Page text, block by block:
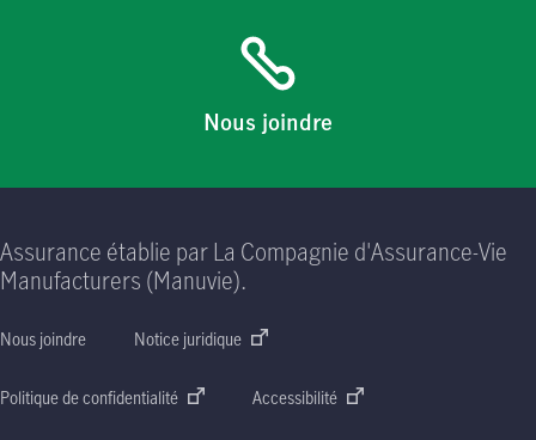
Nous joindre
Assurance établie par La Compagnie d'Assurance-Vie
Manufacturers (Manuvie).
Nous joindre Notice juridique
Politique de confidentialité Accessibilité